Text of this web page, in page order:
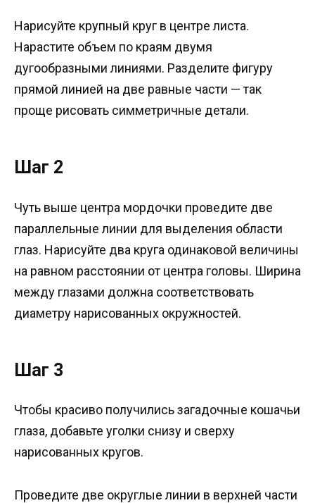
Нарисуйте крупный круг в центре листа.
Нарастите объем по краям двумя
дугообразными линиями. Разделите фигуру
прямой линией на две равные части — так
проще рисовать симметричные детали.
Шаг 2
Чуть выше центра мордочки проведите две
параллельные линии для выделения области
глаз. Нарисуйте два круга одинаковой величины
на равном расстоянии от центра головы. Ширина
между глазами должна соответствовать
диаметру нарисованных окружностей.
Шаг 3
Чтобы красиво получились загадочные кошачьи
глаза, добавьте уголки снизу и сверху
нарисованных кругов.
Проведите две округлые линии в верхней части